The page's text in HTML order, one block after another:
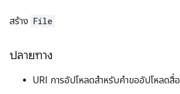
สร้าง File
ปลายทาง
URI การอัปโหลดสำหรับคำขออัปโหลดสื่อ